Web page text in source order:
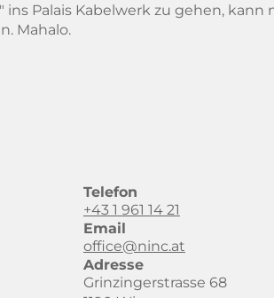
ins Palais Kabelwerk zu gehen,
Mahalo.
Telefon
+43 1 961 14 21
Email
office@ninc.at
Adresse
Grinzingerstrasse 68